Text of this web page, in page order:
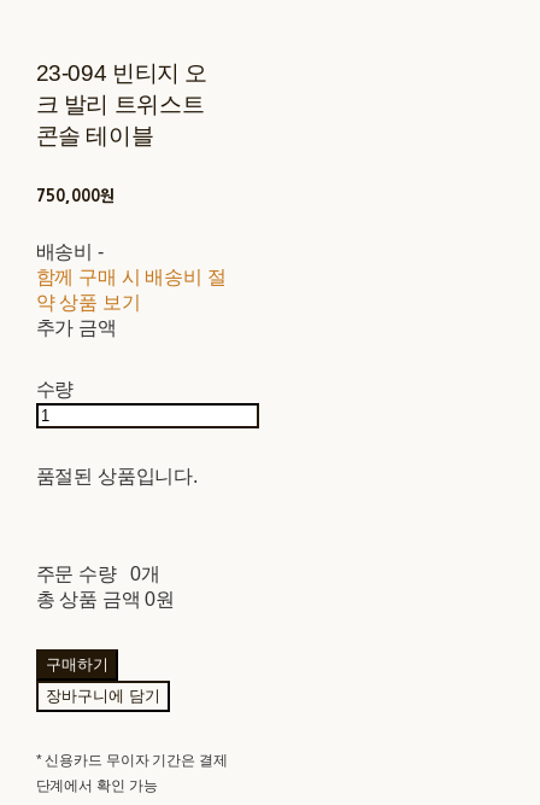
23-094 빈티지 오
크 발리 트위스트
콘솔 테이블
750,000원
배송비 -
함께 구매 시 배송비 절
약 상품 보기
추가 금액
수량
품절된 상품입니다.
주문 수량
0개
총 상품 금액 0원
구매하기
장바구니에 담기
* 신용카드 무이자 기간은 결제
단계에서 확인 가능